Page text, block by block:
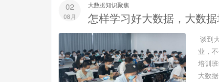
02
08月
大数据知识聚焦
怎样学习好大数据，大数
谈到
业，
培训
大数